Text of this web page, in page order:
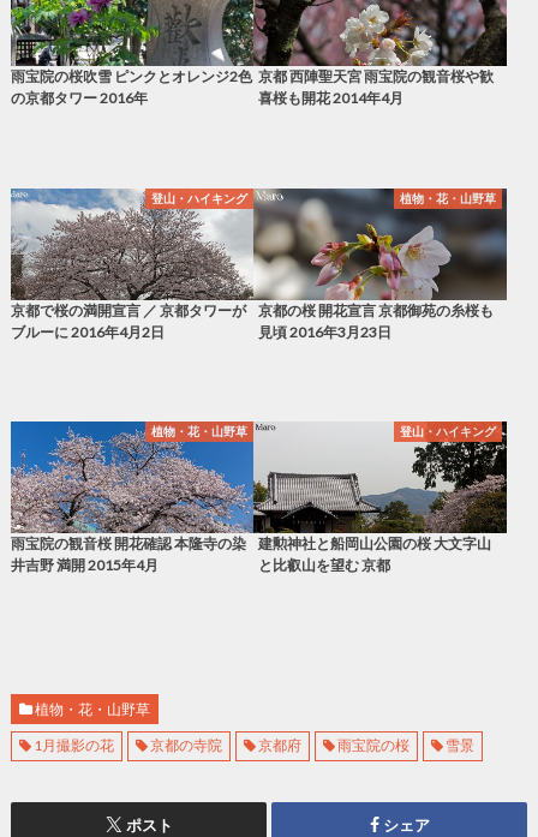
雨宝院の桜吹雪 ピンクとオレンジ2色
の京都タワー 2016年
京都 西陣聖天宮 雨宝院の観音桜や歓
喜桜も開花 2014年4月
登山・ハイキング
京都で桜の満開宣言 ／ 京都タワーが
ブルーに 2016年4月2日
植物・花・山野草
京都の桜 開花宣言 京都御苑の糸桜も
見頃 2016年3月23日
植物・花・山野草
雨宝院の観音桜 開花確認 本隆寺の染
井吉野 満開 2015年4月
登山・ハイキング
建勲神社と船岡山公園の桜 大文字山
と比叡山を望む 京都
植物・花・山野草
1月撮影の花 京都の寺院 京都府 雨宝院の桜 雪景
ポスト シェア